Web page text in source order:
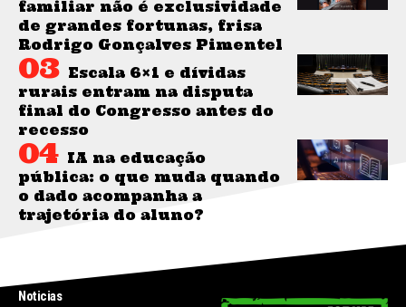
familiar não é exclusividade
de grandes fortunas, frisa
Rodrigo Gonçalves Pimentel
Escala 6×1 e dívidas
rurais entram na disputa
final do Congresso antes do
recesso
IA na educação
pública: o que muda quando
o dado acompanha a
trajetória do aluno?
Noticias